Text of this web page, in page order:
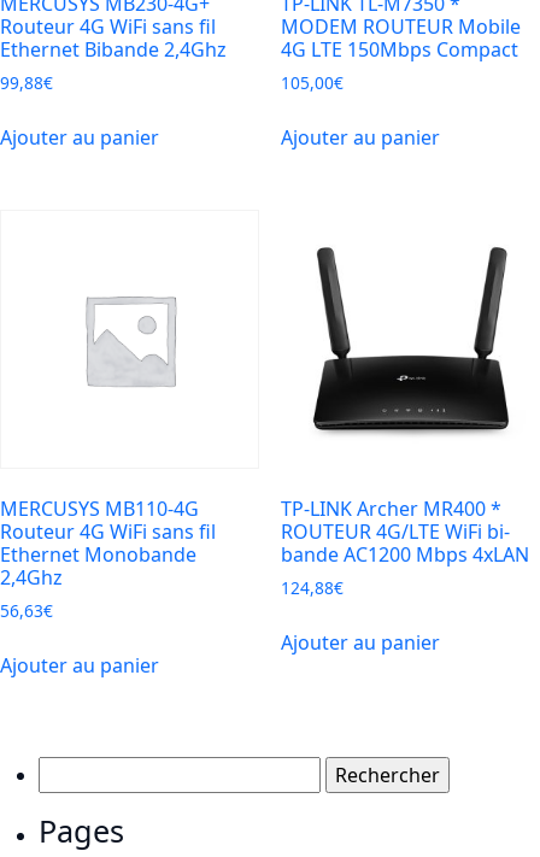
Routeur 4G WiFi sans fil
Ethernet Bibande 2,4Ghz
99,88€
Ajouter au panier
MODEM ROUTEUR Mobile
4G LTE 150Mbps Compact
105,00€
Ajouter au panier
MERCUSYS MB110-4G
Routeur 4G WiFi sans fil
Ethernet Monobande
2,4Ghz
56,63€
Ajouter au panier
TP-LINK Archer MR400 *
ROUTEUR 4G/LTE WiFi bi-
bande AC1200 Mbps 4xLAN
124,88€
Ajouter au panier
Pages